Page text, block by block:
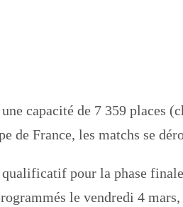
capacité de 7 359 places
de France, les matchs se
pour la phase
le vendredi 4